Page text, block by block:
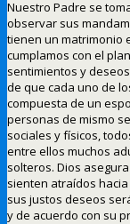
Nuestro Padre se
observar sus
tienen un matrimonio
cumplamos con el
sentimientos y
de que cada uno de
compuesta de un
personas de mismo
sociales y físicos,
entre ellos muchos
solteros. Dios
sienten atraídos
sus justos deseos
y de acuerdo con su